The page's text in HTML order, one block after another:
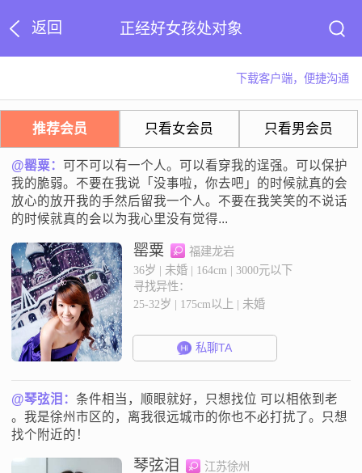
返回 正经好女孩处对象
下载客户端，便捷沟通
推荐会员 只看女会员 只看男会员
@罂粟：可不可以有一个人。可以看穿我的逞强。可以保护
我的脆弱。不要在我说「没事啦，你去吧」的时候就真的会
放心的放开我的手然后留我一个人。不要在我笑笑的不说话
的时候就真的会以为我心里没有觉得...
罂粟
福建龙岩
36岁 | 未婚 | 164cm | 3000元以下
寻找异性：
25-32岁 | 175cm以上 | 未婚
私聊TA
@琴弦泪：条件相当，顺眼就好，只想找位 可以相依到老
。我是徐州市区的，离我很远城市的你也不必打扰了。只想
找个附近的！
琴弦泪
江苏徐州